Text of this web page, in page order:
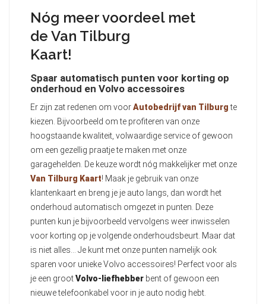
Nóg meer voordeel met
de Van Tilburg
Kaart!
Spaar automatisch punten voor korting op
onderhoud en Volvo accessoires
Er zijn zat redenen om voorAutobedrijf van Tilburgte
kiezen. Bijvoorbeeld om te profiteren van onze
hoogstaande kwaliteit, volwaardige service of gewoon
om een gezellig praatje te maken met onze
garagehelden. De keuze wordt nóg makkelijker met onze
Van Tilburg Kaart! Maak je gebruik van onze
klantenkaart en breng je je auto langs, dan wordt het
onderhoud automatisch omgezet in punten. Deze
punten kun je bijvoorbeeld vervolgens weer inwisselen
voor korting op je volgende onderhoudsbeurt. Maar dat
is niet alles… Je kunt met onze punten namelijk ook
sparen voor unieke Volvo accessoires! Perfect voor als
je een grootVolvo-liefhebber bent of gewoon een
nieuwe telefoonkabel voor in je auto nodig hebt.